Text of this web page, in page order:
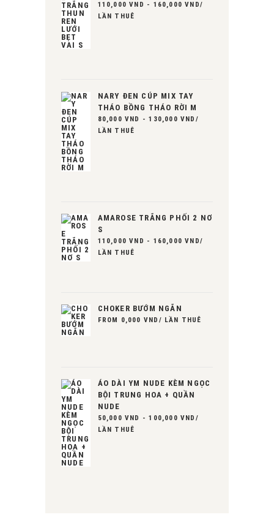
110,000VND - 160,000VND/
LẦN THUÊ
NARY ĐEN CÚP MIX TAY
THÁO BỒNG THÁO RỜI M
80,000VND -130,000 VND /
LẦN THUÊ
AMAROSE TRẮNG PHỐI 2 NƠ
S
110,000VND - 160,000VND/
LẦN THUÊ
CHOKER BƯỚM NGẮN
FROM 0,000 VND / LẦN THUÊ
ÁO DÀI YM NUDE KÈM NGỌC
BỘI TRUNG HOA + QUẦN
NUDE
50,000VND -100,000 VND /
LẦN THUÊ